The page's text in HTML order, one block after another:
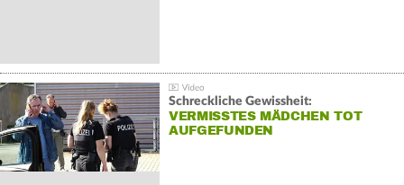
Schreckliche Gewissheit:
VERMISSTES MÄDCHEN TOT
AUFGEFUNDEN